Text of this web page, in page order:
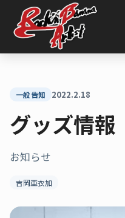
キ
一般告知 2022.2.18
グッズ情報
お知らせ
吉岡亜衣加